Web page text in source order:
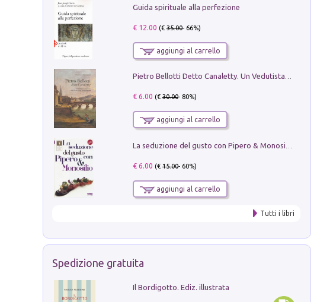
Guida spirituale alla perfezione
€ 12.00 (€35.00- 66%)
aggiungi al carrello
Pietro Bellotti Detto Canaletty. Un Vedutista Veneziano nella Francia dell'Ancien Régime
€ 6.00 (€30.00- 80%)
aggiungi al carrello
€ 6.00 (€15.00- 60%)
aggiungi al carrello
Tutti i libri
Spedizione gratuita
Il Bordigotto. Ediz. illustrata